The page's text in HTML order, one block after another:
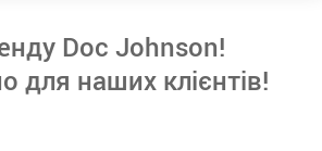
Doc Johnson!
для наших клієнтів!